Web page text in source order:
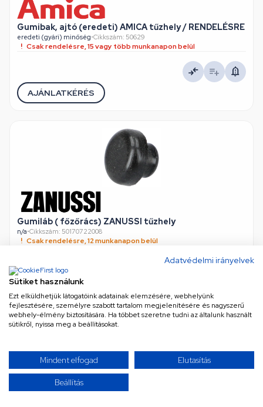
Adatvédelmi irányelvek
Sütiket használunk
Ezt elküldhetjük látogatóink adatainak elemzésére, webhelyünk
fejlesztésére, személyre szabott tartalom megjelenítésére és nagyszerű
webhely-élmény biztosítására. Ha többet szeretne tudni az általunk használt
sütikről, nyissa meg a beállításokat.
Mindent elfogad Elutasítás
Beállítás
Gumibak, ajtó (eredeti) AMICA tűzhely / RENDELÉSRE
eredeti (gyári) minőség•Cikkszám: 50629
Csak rendelésre, 15 vagy több munkanapon belül
AJÁNLATKÉRÉS
Gumiláb ( főzőrács) ZANUSSI tűzhely
n/a•Cikkszám: 50170722008
Csak rendelésre, 12 munkanapon belül
Nettó
KOSÁRBA
TOVÁBBIAK BETÖLTÉSE